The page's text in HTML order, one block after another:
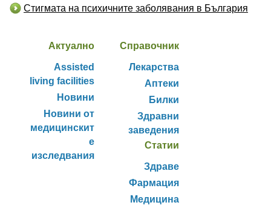
Стигмата на психичните заболявания в България
Актуално
Assisted
living facilities
Новини
Новини от
медицинскит
е
изследвания
Справочник
Лекарства
Аптеки
Билки
Здравни
заведения
Статии
Здраве
Фармация
Медицина